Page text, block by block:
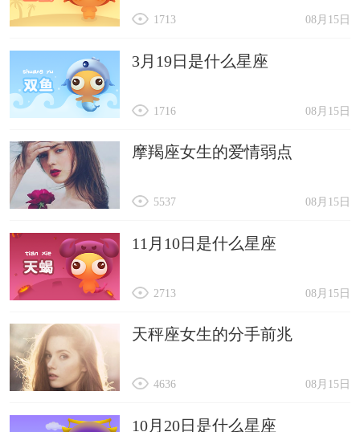
08月15日
1713
3月19日是什么星座
08月15日
1716
摩羯座女生的爱情弱点
08月15日
5537
11月10日是什么星座
08月15日
2713
天秤座女生的分手前兆
08月15日
4636
10月20日是什么星座